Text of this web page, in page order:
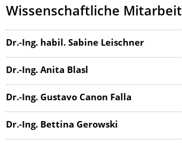
Wissenschaftliche
Dr.-Ing. habil. Sabine Leischner
Dr.-Ing. Anita Blasl
Dr.-Ing. Gustavo Canon Falla
Dr.-Ing. Bettina Gerowski